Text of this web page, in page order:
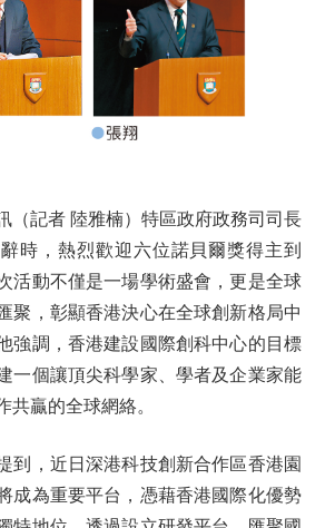
記者 陸雅楠）特區政府政務司司長
時，熱烈歡迎六位諾貝爾獎得主到
活動不僅是一場學術盛會，更是全球
聚，彰顯香港決心在全球創新格局中
強調，香港建設國際創科中心的目標
一個讓頂尖科學家、學者及企業家能
共贏的全球網絡。
，近日深港科技創新合作區香港園
成為重要平台，憑藉香港國際化優勢